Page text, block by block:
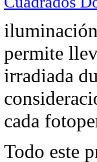
permite
irradiada
cada
Todo este